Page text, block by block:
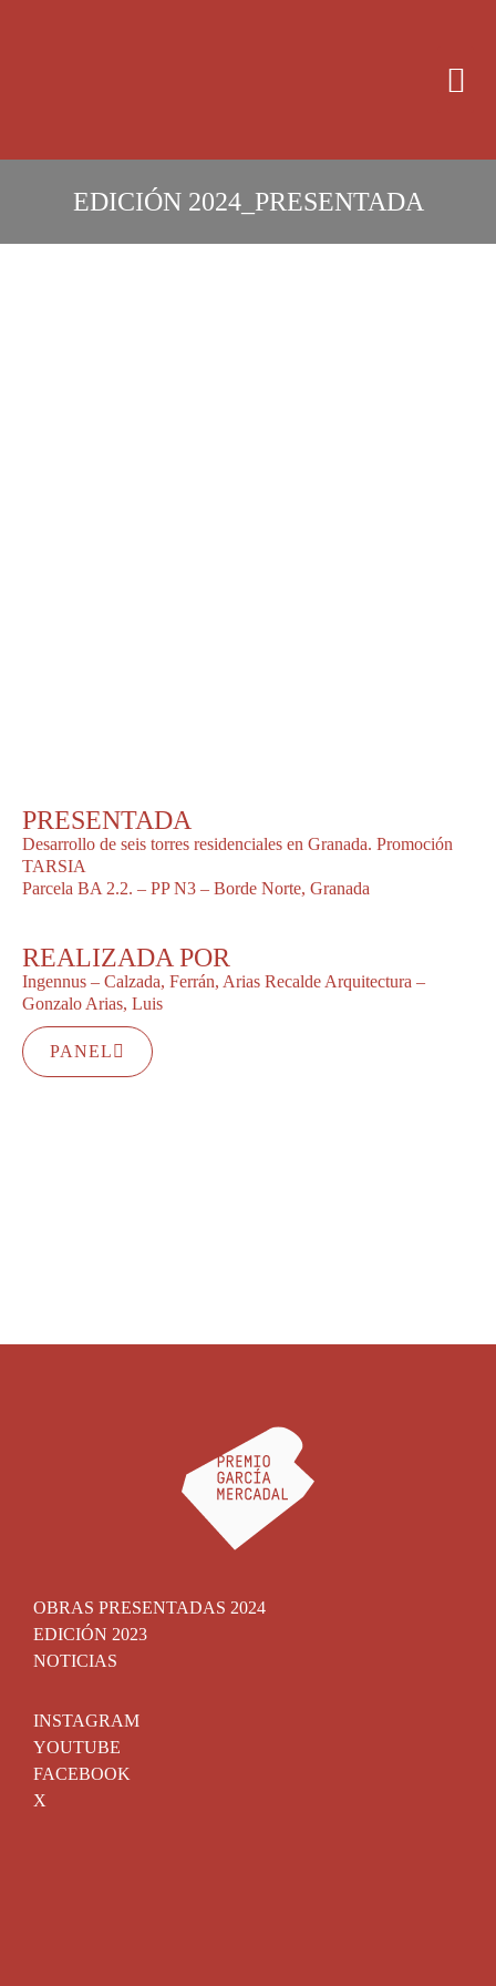
EDICIÓN 2024_ PRESENTADA
PRESENTADA
Desarrollo de seis torres residenciales en Granada. Promoción
TARSIA
Parcela BA 2.2. – PP N3 – Borde Norte, Granada
REALIZADA POR
Ingennus – Calzada, Ferrán, Arias Recalde Arquitectura –
Gonzalo Arias, Luis
PANEL
OBRAS PRESENTADAS 2024
EDICIÓN 2023
NOTICIAS
INSTAGRAM
YOUTUBE
FACEBOOK
X